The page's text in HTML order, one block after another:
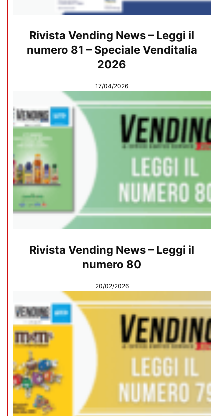
Rivista Vending News – Leggi il
numero 81 – Speciale Venditalia
2026
17/04/2026
Rivista Vending News – Leggi il
numero 80
20/02/2026